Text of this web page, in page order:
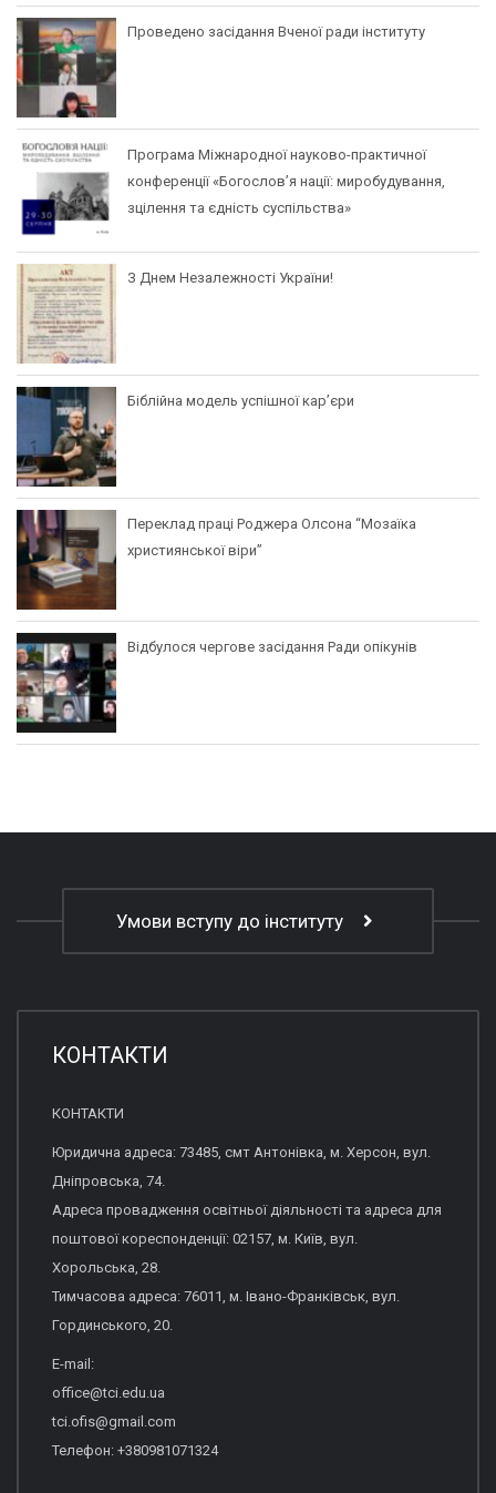
Проведено засідання Вченої ради інституту
Програма Міжнародної науково-практичної
конференції «Богослов’я нації: миробудування,
зцілення та єдність суспільства»
З Днем Незалежності України!
Біблійна модель успішної кар’єри
Переклад праці Роджера Олсона “Мозаїка
християнської віри”
Відбулося чергове засідання Ради опікунів
Умови вступу до інституту
КОНТАКТИ
КОНТАКТИ
Юридична адреса: 73485, смт Антонівка, м. Херсон, вул.
Дніпровська, 74.
Адреса провадження освітньої діяльності та адреса для
поштової кореспонденції: 02157, м. Київ, вул.
Хорольська, 28.
Тимчасова адреса: 76011, м. Івано-Франківськ, вул.
Гординського, 20.
E-mail:
office@tci.edu.ua
tci.ofis@gmail.com
Телефон: +380981071324